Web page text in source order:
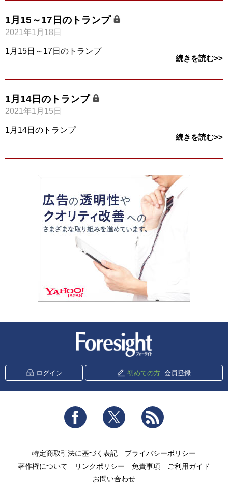
1月15～17日のトランプ
2021年1月18日
1月15日～17日のトランプ
続きを読む>>
1月14日のトランプ
2021年1月15日
1月14日のトランプ
続きを読む>>
ログイン 初めての方 会員登録
Facebook Twitter
特定商取引法に基づく表記
プライバシーポリシー
著作権について
リンクポリシー 免責事項
ご利用ガイド
お問い合わせ